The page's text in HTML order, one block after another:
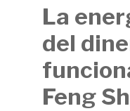
La
del
Feng